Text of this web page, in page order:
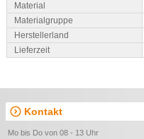
Material
Materialgruppe
Herstellerland
Lieferzeit
Kontakt
Mo bis Do von 08 - 13 Uhr